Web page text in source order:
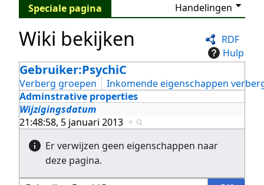
Speciale pagina Handelingen
RDF
Hulp
Wiki bekijken
Gebruiker:PsychiC
Verberg groepen
Inkomende eigenschappen
Adminstrative properties
Wijzigingsdatum
21:48:58, 5 januari 2013 +
Er verwijzen geen eigenschappen naar
deze pagina.